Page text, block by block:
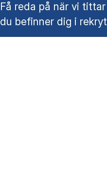
Få reda på när vi
du befinner dig i